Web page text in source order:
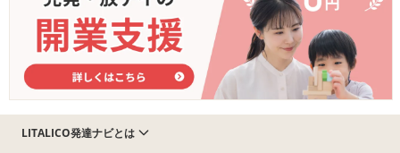
LITALICO発達ナビとは